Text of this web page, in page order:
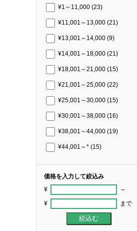
¥1～11,000 (23)
¥11,001～13,000 (21)
¥13,001～14,000 (9)
¥14,001～18,000 (21)
¥18,001～21,000 (15)
¥21,001～25,000 (22)
¥25,001～30,000 (15)
¥30,001～38,000 (16)
¥38,001～44,000 (19)
¥44,001～* (15)
価格を入力して絞込み
¥ ～
¥ まで